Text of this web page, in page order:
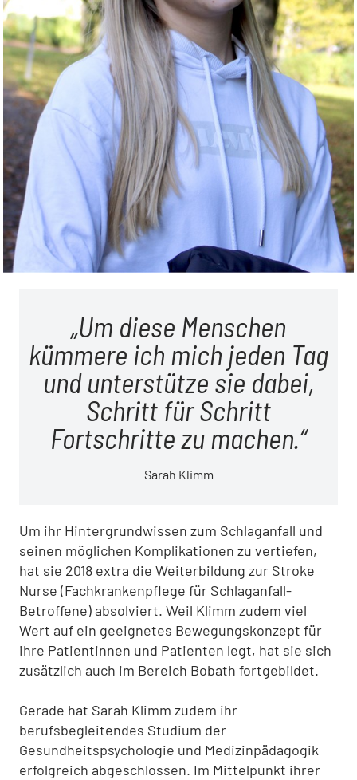
Um diese Menschen
kümmere ich mich jeden Tag
und unterstütze sie dabei,
Schritt für Schritt
Fortschritte zu machen.
Sarah Klimm
Um ihr Hintergrundwissen zum Schlaganfall und
seinen möglichen Komplikationen zu vertiefen,
hat sie 2018 extra die Weiterbildung zur Stroke
Nurse (Fachkrankenpflege für Schlaganfall-
Betroffene) absolviert. Weil Klimm zudem viel
Wert auf ein geeignetes Bewegungskonzept für
ihre Patientinnen und Patienten legt, hat sie sich
zusätzlich auch im Bereich Bobath fortgebildet.
Gerade hat Sarah Klimm zudem ihr
berufsbegleitendes Studium der
Gesundheitspsychologie und Medizinpädagogik
erfolgreich abgeschlossen. Im Mittelpunkt ihrer